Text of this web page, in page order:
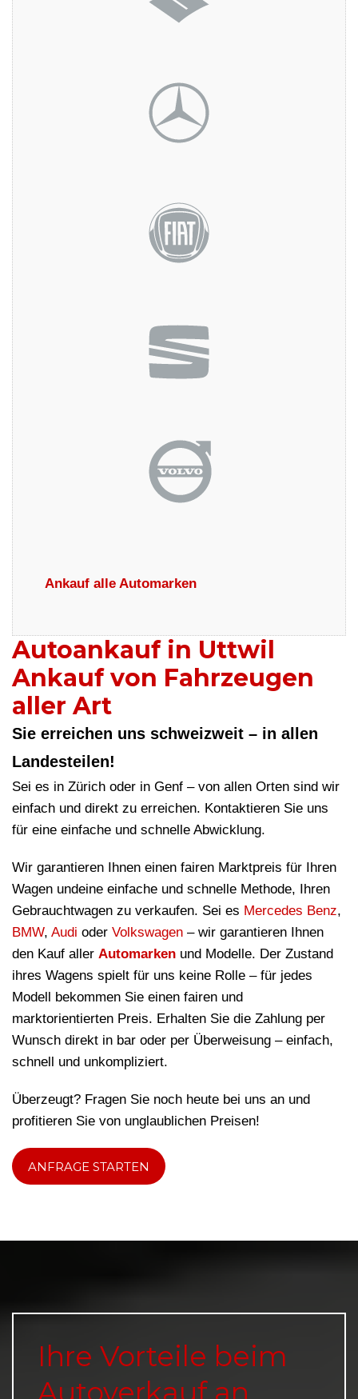
Ankauf alle Automarken
Autoankauf in Uttwil
Ankauf von Fahrzeugen
aller Art
Sie erreichen uns schweizweit – in allen
Landesteilen!
Sei es in Zürich oder in Genf – von allen Orten sind wir
einfach und direkt zu erreichen. Kontaktieren Sie uns
für eine einfache und schnelle Abwicklung.
Wir garantieren Ihnen einen fairen Marktpreis für Ihren
Wagen undeine einfache und schnelle Methode, Ihren
Gebrauchtwagen zu verkaufen. Sei es Mercedes Benz,
BMW, Audi oder Volkswagen – wir garantieren Ihnen
den Kauf aller Automarken und Modelle. Der Zustand
ihres Wagens spielt für uns keine Rolle – für jedes
Modell bekommen Sie einen fairen und
marktorientierten Preis. Erhalten Sie die Zahlung per
Wunsch direkt in bar oder per Überweisung – einfach,
schnell und unkompliziert.
Überzeugt? Fragen Sie noch heute bei uns an und
profitieren Sie von unglaublichen Preisen!
ANFRAGE STARTEN
Ihre Vorteile beim
Autoverkauf an